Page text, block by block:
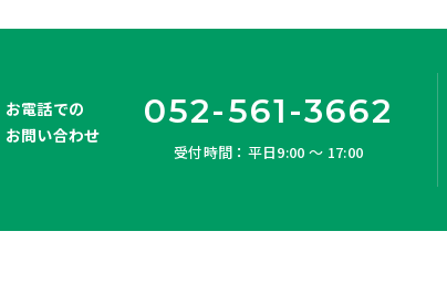
お電話での
お問い合わせ
052-561-3662
受付時間：平日9:00 ～ 17:00